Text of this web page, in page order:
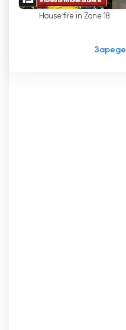
подчертае
фактите. Освен
се насладят на
да гледат
House fire in Zone 18